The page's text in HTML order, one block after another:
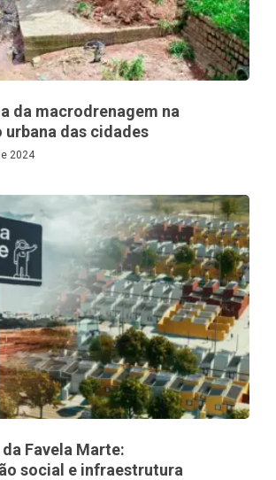
da macrodrenagem na
das cidades
2024
Favela Marte:
social e infraestrutura